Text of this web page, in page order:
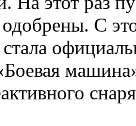
С
стала